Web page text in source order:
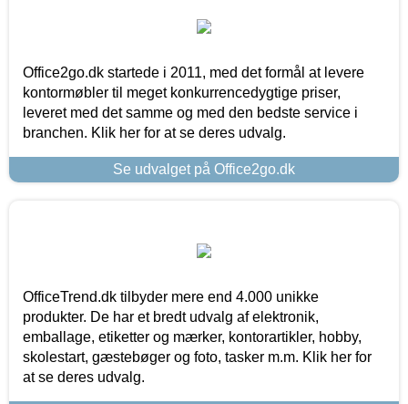
Office2go.dk startede i 2011, med det formål at levere
kontormøbler til meget konkurrencedygtige priser,
leveret med det samme og med den bedste service i
branchen. Klik her for at se deres udvalg.
Se udvalget på Office2go.dk
OfficeTrend.dk tilbyder mere end 4.000 unikke
produkter. De har et bredt udvalg af elektronik,
emballage, etiketter og mærker, kontorartikler, hobby,
skolestart, gæstebøger og foto, tasker m.m. Klik her for
at se deres udvalg.